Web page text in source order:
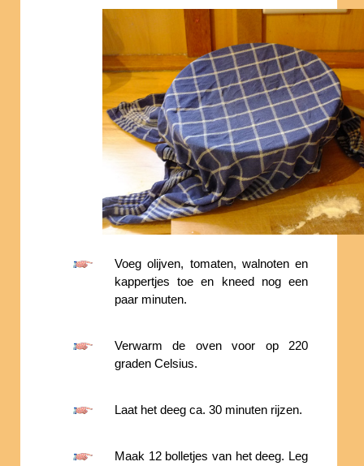
Voeg olijven, tomaten, walnoten en
kappertjes toe en kneed nog een
paar minuten.
Verwarm de oven voor op 220
graden Celsius.
Laat het deeg ca. 30 minuten rijzen.
Maak 12 bolletjes van het deeg. Leg